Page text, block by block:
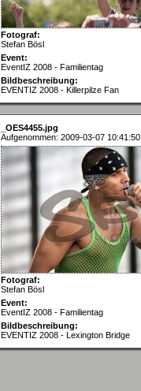
Fotograf:
Stefan Bösl
Event:
EventIZ 2008 - Familientag
Bildbeschreibung:
EVENTIZ 2008 - Killerpilze Fan
_OES4455.jpg
Aufgenommen: 2009-03-07 10:41:50
Fotograf:
Stefan Bösl
Event:
EventIZ 2008 - Familientag
Bildbeschreibung:
EVENTIZ 2008 - Lexington Bridge